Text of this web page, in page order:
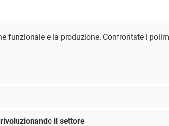
e la produzione. Confrontate i
il settore